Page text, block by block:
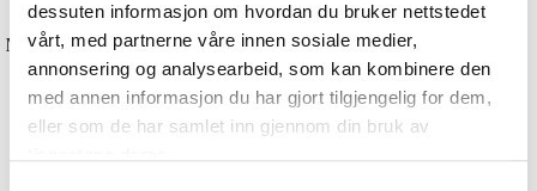
dessuten informasjon om hvordan du bruker nettstedet
vårt, med partnerne våre innen sosiale medier,
annonsering og analysearbeid, som kan kombinere den
med annen informasjon du har gjort tilgjengelig for dem,
eller som de har samlet inn gjennom din bruk av
Nohr Studio – Renee Pannebånd
Fuskepels – Sort
kr 399,00 kr200,00